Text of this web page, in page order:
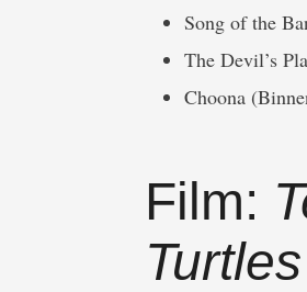
Song of the
The Devil’s
Choona
Film:
Turtles